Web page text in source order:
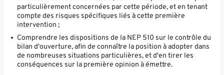
particulièrement concernées par cette période, et en tenant
compte des risques spécifiques liés à cette première
intervention ;
Comprendre les dispositions de la NEP 510 sur le contrôle du
bilan d'ouverture, afin de connaître la position à adopter dans
de nombreuses situations particulières, et d'en tirer les
conséquences sur la première opinion à émettre.